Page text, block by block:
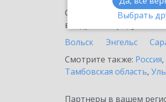
Выбрать
Ознакомьтесь с
внедрение продукта.
Вольск
Энгельс
Смотрите также: Россия,
Тамбовская область,
Партнеры в вашем